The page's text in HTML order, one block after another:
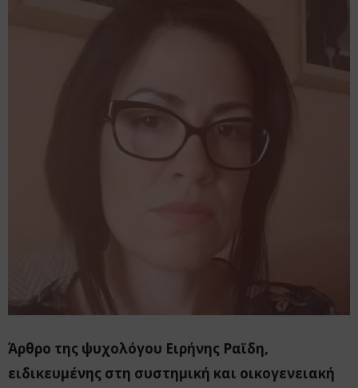
Άρθρο της ψυχολόγου Ειρήνης Ραϊδη,
ειδικευμένης στη συστημική και οικογενειακή